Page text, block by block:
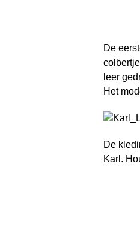
De
leer
Het
De
Karl .